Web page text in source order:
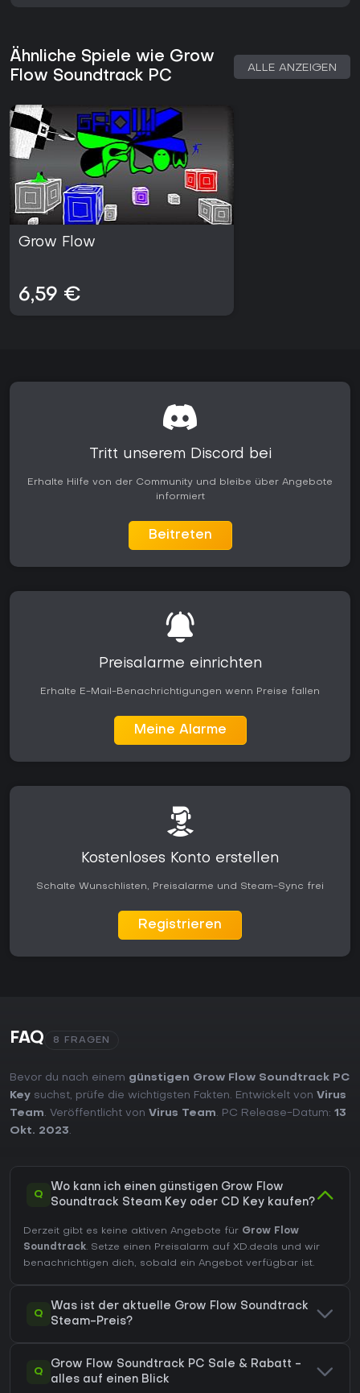
Ähnliche Spiele wie Grow
Flow Soundtrack PC
ALLE ANZEIGEN
Grow Flow
6,59 €
Tritt unserem Discord bei
Erhalte Hilfe von der Community und bleibe über Angebote
informiert
Beitreten
Preisalarme einrichten
Erhalte E-Mail-Benachrichtigungen wenn Preise fallen
Meine Alarme
Kostenloses Konto erstellen
Schalte Wunschlisten, Preisalarme und Steam-Sync frei
Registrieren
FAQ 8 FRAGEN
Bevor du nach einem günstigen Grow Flow Soundtrack PC
Key suchst, prüfe die wichtigsten Fakten. Entwickelt von Virus
Team. Veröffentlicht von Virus Team. PC Release-Datum: 13
Okt. 2023.
Q
Wo kann ich einen günstigen Grow Flow
Soundtrack Steam Key oder CD Key kaufen?
Derzeit gibt es keine aktiven Angebote für Grow Flow
Soundtrack. Setze einen Preisalarm auf XD.deals und wir
benachrichtigen dich, sobald ein Angebot verfügbar ist.
Q
Was ist der aktuelle Grow Flow Soundtrack
Steam-Preis?
Q
Grow Flow Soundtrack PC Sale & Rabatt -
alles auf einen Blick